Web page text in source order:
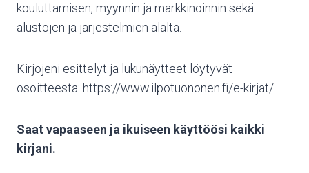
kouluttamisen, myynnin ja markkinoinnin sekä
alustojen ja järjestelmien alalta.
Kirjojeni esittelyt ja lukunäytteet löytyvät
osoitteesta: https://www.ilpotuononen.fi/e-kirjat/
Saat vapaaseen ja ikuiseen käyttöösi kaikki
kirjani.